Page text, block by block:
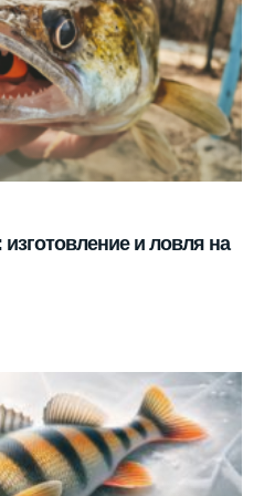
лучшие дни для
и области.
и теперь всегда
рыба.
для любителей активной
точные прогнозы
луны при планировании
области? Это
разные факторы,
фазы луны и погодные
и ловля на